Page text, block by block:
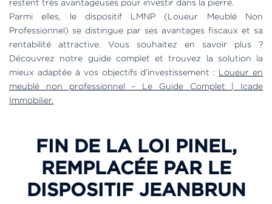
restent très avantageuses pour investir dans la pierre.
Parmi elles, le dispositif LMNP (Loueur Meublé Non
Professionnel) se distingue par ses avantages fiscaux et sa
rentabilité attractive. Vous souhaitez en savoir plus ?
Découvrez notre guide complet et trouvez la solution la
mieux adaptée à vos objectifs d’investissement : Loueur en
meublé non professionnel – Le Guide Complet | Icade
Immobilier.
FIN DE LA LOI PINEL,
REMPLACÉE PAR LE
DISPOSITIF JEANBRUN